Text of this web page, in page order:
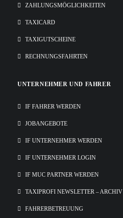
ZAHLUNGSMÖGLICHKEITEN
TAXICARD
TAXIGUTSCHEINE
RECHNUNGSFAHRTEN
UNTERNEHMER UND FAHRER
IF FAHRER WERDEN
JOBANGEBOTE
IF UNTERNEHMER WERDEN
IF UNTERNEHMER LOGIN
IF MUC PARTNER WERDEN
TAXIPROFI NEWSLETTER – ARCHIV
FAHRERBETREUUNG